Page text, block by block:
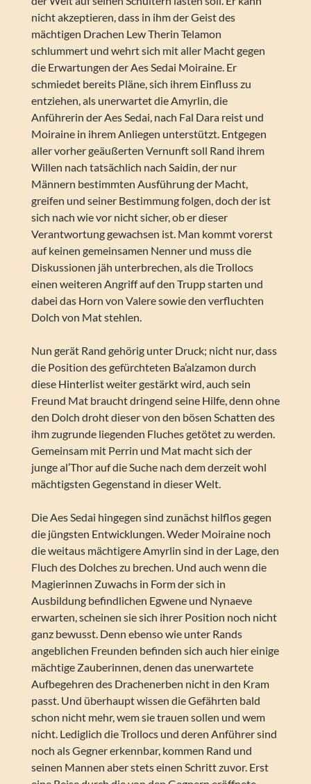
nicht akzeptieren, dass in ihm der Geist des
mächtigen Drachen Lew Therin Telamon
schlummert und wehrt sich mit aller Macht gegen
die Erwartungen der Aes Sedai Moiraine. Er
schmiedet bereits Pläne, sich ihrem Einfluss zu
entziehen, als unerwartet die Amyrlin, die
Anführerin der Aes Sedai, nach Fal Dara reist und
Moiraine in ihrem Anliegen unterstützt. Entgegen
aller vorher geäußerten Vernunft soll Rand ihrem
Willen nach tatsächlich nach Saidin, der nur
Männern bestimmten Ausführung der Macht,
greifen und seiner Bestimmung folgen, doch der ist
sich nach wie vor nicht sicher, ob er dieser
Verantwortung gewachsen ist. Man kommt vorerst
auf keinen gemeinsamen Nenner und muss die
Diskussionen jäh unterbrechen, als die Trollocs
einen weiteren Angriff auf den Trupp starten und
dabei das Horn von Valere sowie den verfluchten
Dolch von Mat stehlen.
Nun gerät Rand gehörig unter Druck; nicht nur, dass
die Position des gefürchteten Ba’alzamon durch
diese Hinterlist weiter gestärkt wird, auch sein
Freund Mat braucht dringend seine Hilfe, denn ohne
den Dolch droht dieser von den bösen Schatten des
ihm zugrunde liegenden Fluches getötet zu werden.
Gemeinsam mit Perrin und Mat macht sich der
junge al’Thor auf die Suche nach dem derzeit wohl
mächtigsten Gegenstand in dieser Welt.
Die Aes Sedai hingegen sind zunächst hilflos gegen
die jüngsten Entwicklungen. Weder Moiraine noch
die weitaus mächtigere Amyrlin sind in der Lage, den
Fluch des Dolches zu brechen. Und auch wenn die
Magierinnen Zuwachs in Form der sich in
Ausbildung befindlichen Egwene und Nynaeve
erwarten, scheinen sie sich ihrer Position noch nicht
ganz bewusst. Denn ebenso wie unter Rands
angeblichen Freunden befinden sich auch hier einige
mächtige Zauberinnen, denen das unerwartete
Aufbegehren des Drachenerben nicht in den Kram
passt. Und überhaupt wissen die Gefährten bald
schon nicht mehr, wem sie trauen sollen und wem
nicht. Lediglich die Trollocs und deren Anführer sind
noch als Gegner erkennbar, kommen Rand und
seinen Mannen aber stets einen Schritt zuvor. Erst